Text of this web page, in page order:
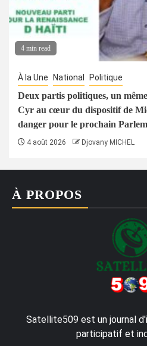
4 min read
À la Une National Politique
Deux partis politiques, un
Cyr au cœur du dispositif de
danger pour le prochain
4 août 2026 Djovany MICHEL
À PROPOS
Satellite509 est un journal
participatif et